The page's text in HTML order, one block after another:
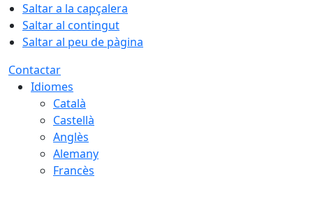
Saltar a la capçalera
Saltar al contingut
Saltar al peu de pàgina
Contactar
Idiomes
Català
Castellà
Anglès
Alemany
Francès